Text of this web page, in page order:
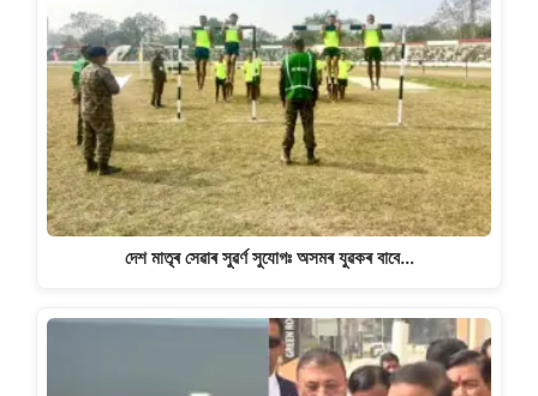
দেশ মাতৃৰ সেৱাৰ সুৱৰ্ণ সুযোগঃ অসমৰ যুৱকৰ বাবে…